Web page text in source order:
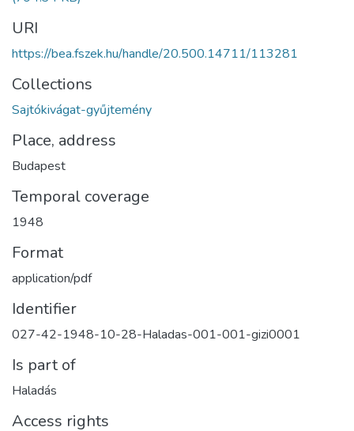
URI
https://bea.fszek.hu/handle/20.500.14711/113281
Collections
Sajtókivágat-gyűjtemény
Place, address
Budapest
Temporal coverage
1948
Format
application/pdf
Identifier
027-42-1948-10-28-Haladas-001-001-gizi0001
Is part of
Haladás
Access rights